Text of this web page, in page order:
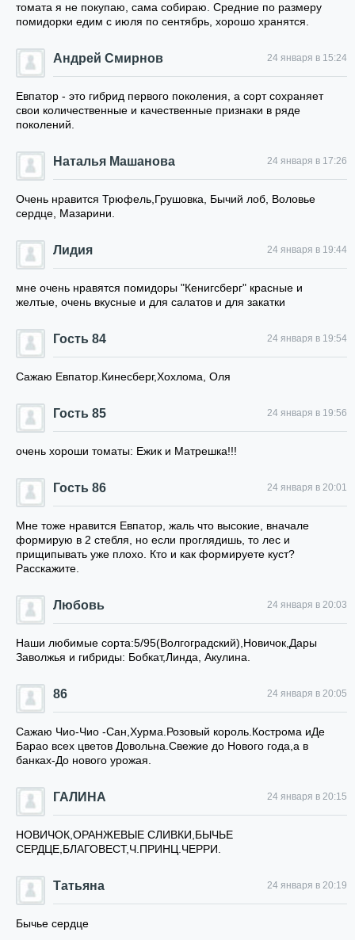
томата я не покупаю, сама собираю. Средние по размеру
помидорки едим с июля по сентябрь, хорошо хранятся.
Андрей Смирнов 24 января в 15:24
Евпатор - это гибрид первого поколения, а сорт сохраняет
свои количественные и качественные признаки в ряде
поколений.
Наталья Машанова 24 января в 17:26
Очень нравится Трюфель,Грушовка, Бычий лоб, Воловье
сердце, Мазарини.
Лидия 24 января в 19:44
мне очень нравятся помидоры "Кенигсберг" красные и
желтые, очень вкусные и для салатов и для закатки
Гость 84 24 января в 19:54
Сажаю Евпатор.Кинесберг,Хохлома, Оля
Гость 85 24 января в 19:56
очень хороши томаты: Ежик и Матрешка!!!
Гость 86 24 января в 20:01
Мне тоже нравится Евпатор, жаль что высокие, вначале
формирую в 2 стебля, но если проглядишь, то лес и
прищипывать уже плохо. Кто и как формируете куст?
Расскажите.
Любовь 24 января в 20:03
Наши любимые сорта:5/95(Волгоградский),Новичок,Дары
Заволжья и гибриды: Бобкат,Линда, Акулина.
86 24 января в 20:05
Сажаю Чио-Чио -Сан,Хурма.Розовый король.Кострома иДе
Барао всех цветов Довольна.Свежие до Нового года,а в
банках-До нового урожая.
ГАЛИНА 24 января в 20:15
НОВИЧОК,ОРАНЖЕВЫЕ СЛИВКИ,БЫЧЬЕ
СЕРДЦЕ,БЛАГОВЕСТ,Ч.ПРИНЦ.ЧЕРРИ.
Татьяна 24 января в 20:19
Бычье сердце